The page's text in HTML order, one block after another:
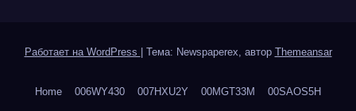
Работает на WordPress Тема: Newspaperex, автор Themeansar
Home 006WY430 007HXU2Y 00MGT33M 00SAOS5H